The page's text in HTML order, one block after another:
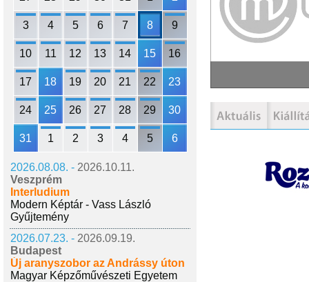
3 4 5 6 7 8 9
10 11 12 13 14 15 16
17 18 19 20 21 22 23
24 25 26 27 28 29 30
31 1 2 3 4 5 6
2026.08.08. - 2026.10.11.
Veszprém
Interludium
Modern Képtár - Vass László
Gyűjtemény
2026.07.23. - 2026.09.19.
Budapest
Új aranyszobor az Andrássy úton
Magyar Képzőművészeti Egyetem